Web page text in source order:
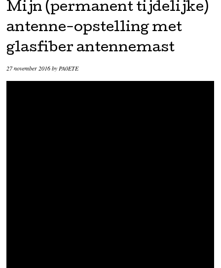
Mijn (permanent tijdelijke)
antenne-opstelling met
glasfiber antennemast
27 november 2016by PA0ETE